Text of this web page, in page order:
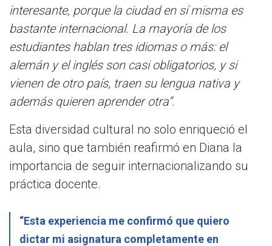
interesante, porque la ciudad en sí misma es
bastante internacional. La mayoría de los
estudiantes hablan tres idiomas o más: el
alemán y el inglés son casi obligatorios, y si
vienen de otro país, traen su lengua nativa y
además quieren aprender otra”.
Esta diversidad cultural no solo enriqueció el
aula, sino que también reafirmó en Diana la
importancia de seguir internacionalizando su
práctica docente.
“Esta experiencia me confirmó que quiero
dictar mi asignatura completamente en